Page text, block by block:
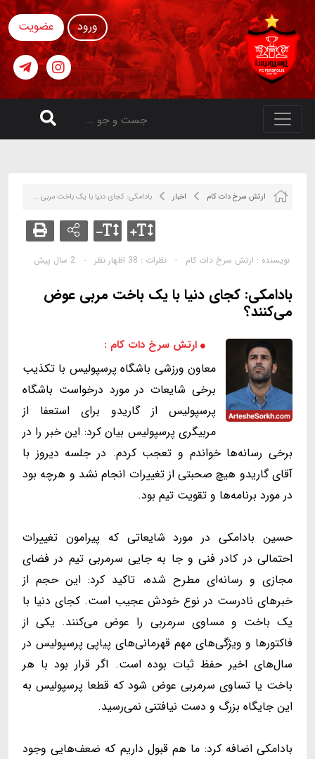
ورود عضویت
ارتش سرخ دات کام اخبار بادامکی: کجای دنیا با یک باخت مربی ...
نویسنده : ارتش سرخ دات کام - نظرات : 38 اظهار نظر - 2 سال پیش
بادامکی: کجای دنیا با یک باخت مربی عوض
می‌کنند؟
ارتش سرخ دات کام :
معاون ورزشی باشگاه پرسپولیس با تکذیب
برخی شایعات در مورد درخواست باشگاه
پرسپولیس از گاریدو برای استعفا از
مربیگری پرسپولیس بیان کرد: این خبر را در
برخی رسانه‌ها خواندم و تعجب کردم. در جلسه دیروز با
آقای گاریدو هیچ صحبتی از تغییرات انجام نشد و هرچه بود
در مورد برنامه‌ها و تقویت تیم بود.
حسین بادامکی در مورد شایعاتی که پیرامون تغییرات
احتمالی در کادر فنی و جا به جایی سرمربی تیم در فضای
مجازی و رسانه‌ای مطرح شده، تاکید کرد: این حجم از
خبرهای نادرست در نوع خودش عجیب است. کجای دنیا با
یک باخت و مساوی سرمربی را عوض می‌کنند. یکی از
فاکتورها و ویژگی‌های مهم قهرمانی‌های پیاپی پرسپولیس در
سال‌های اخیر حفظ ثبات بوده است. اگر قرار بود با هر
باخت یا تساوی سرمربی عوض شود که قطعا پرسپولیس به
این جایگاه بزرگ و دست نیافتنی نمی‌رسید.
بادامکی اضافه کرد: ما هم قبول داریم که ضعف‌هایی وجود